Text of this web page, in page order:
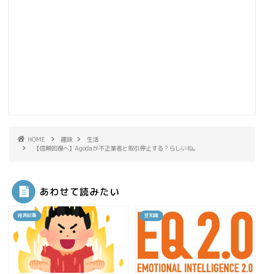
HOME 趣味
生活
【信頼回復へ】Agodaが不正業者と取引停止する？らしいね。
あわせて読みたい
経済記事 豆知識